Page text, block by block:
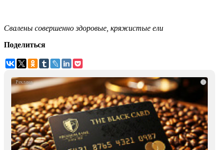
Свалены совершенно здоровые, кряжистые ели
Поделиться
i